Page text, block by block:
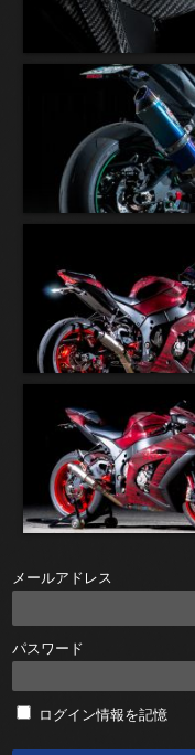
メールアドレス
パスワード
ログイン情報を記憶